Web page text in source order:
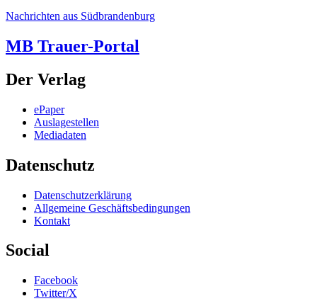
Nachrichten aus Südbrandenburg
MB Trauer-Portal
Der Verlag
ePaper
Auslagestellen
Mediadaten
Datenschutz
Datenschutzerklärung
Allgemeine Geschäftsbedingungen
Kontakt
Social
Facebook
Twitter/X